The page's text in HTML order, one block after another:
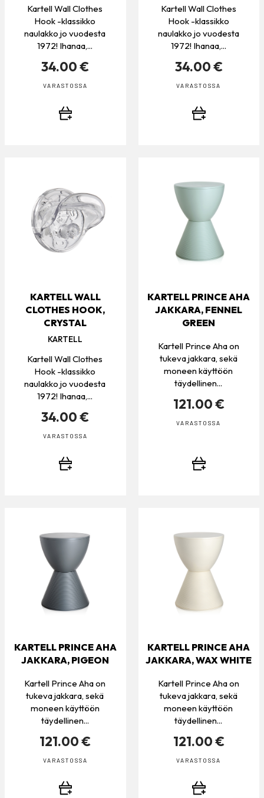
Kartell Wall Clothes
Hook -klassikko
naulakko jo vuodesta
1972! Ihanaa,...
34.00 €
VARASTOSSA
Kartell Wall Clothes
Hook -klassikko
naulakko jo vuodesta
1972! Ihanaa,...
34.00 €
VARASTOSSA
KARTELL WALL
CLOTHES HOOK,
CRYSTAL
KARTELL
Kartell Wall Clothes
Hook -klassikko
naulakko jo vuodesta
1972! Ihanaa,...
34.00 €
VARASTOSSA
KARTELL PRINCE AHA
JAKKARA, FENNEL
GREEN
Kartell Prince Aha on
tukeva jakkara, sekä
moneen käyttöön
täydellinen...
121.00 €
VARASTOSSA
KARTELL PRINCE AHA
JAKKARA, PIGEON
Kartell Prince Aha on
tukeva jakkara, sekä
moneen käyttöön
täydellinen...
121.00 €
VARASTOSSA
KARTELL PRINCE AHA
JAKKARA, WAX WHITE
Kartell Prince Aha on
tukeva jakkara, sekä
moneen käyttöön
täydellinen...
121.00 €
VARASTOSSA